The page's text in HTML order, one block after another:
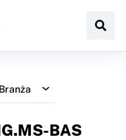
Branża
BAS